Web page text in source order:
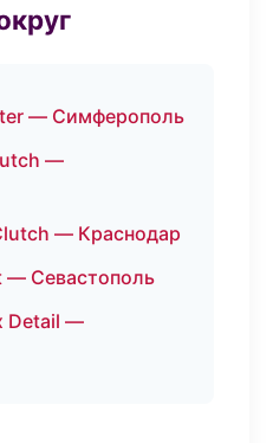
— Симферополь
—
— Краснодар
— Севастополь
Detail —